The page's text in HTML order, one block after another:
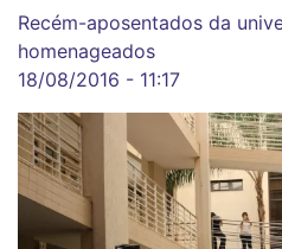
Recém-aposentados da
homenageados
18/08/2016 - 11:17